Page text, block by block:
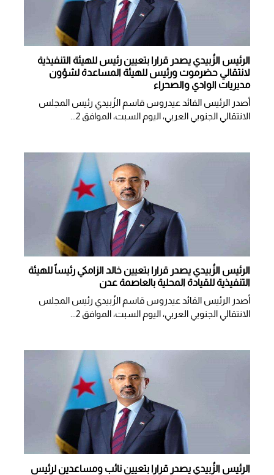
الرئيس الزُبيدي يصدر قرارا بتعيين رئيس للهيئة التنفيذية
لانتقالي حضرموت ورئيس للهيئة المساعدة لشؤون
مديريات الوادي والصحراء
أصدر الرئيس القائد عيدروس قاسم الزُبيدي رئيس المجلس
الانتقالي الجنوبي العربي، اليوم السبت، الموافق 2...
الرئيس الزُبيدي يصدر قرارا بتعيين خالد الزامكي رئيساً للهيئة
التنفيذية للقيادة المحلية بالعاصمة عدن
أصدر الرئيس القائد عيدروس قاسم الزُبيدي رئيس المجلس
الانتقالي الجنوبي العربي، اليوم السبت، الموافق 2...
الرئيس الزُبيدي يصدر قرارا بتعيين نائب ومساعدين لرئيس